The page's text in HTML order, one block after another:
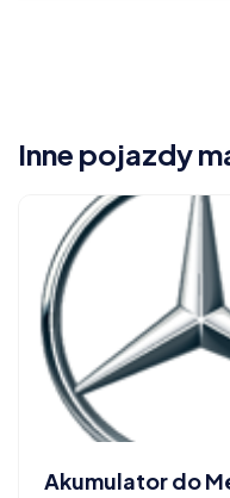
Inne pojazdy
Akumulator do